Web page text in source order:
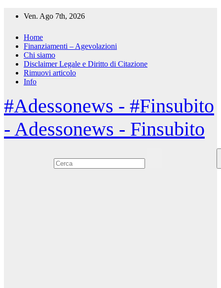
Ven. Ago 7th, 2026
Home
Finanziamenti – Agevolazioni
Chi siamo
Disclaimer Legale e Diritto di Citazione
Rimuovi articolo
Info
#Adessonews - #Finsubito
- Adessonews - Finsubito